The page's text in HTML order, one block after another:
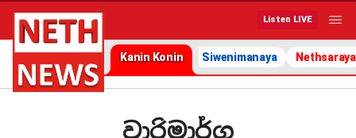
Listen LIVE
Kanin Konin Siwenimanaya Nethsaraya
වාරිමාර්ග